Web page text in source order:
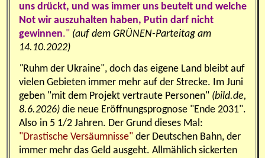
uns drückt, und was immer uns beutelt und welche
Not wir auszuhalten haben, Putin darf nicht
gewinnen." (auf dem GRÜNEN-Parteitag am
14.10.2022)
"Ruhm der Ukraine", doch das eigene Land bleibt auf
vielen Gebieten immer mehr auf der Strecke. Im Juni
geben "mit dem Projekt vertraute Personen" (bild.de,
8.6.2026)die neue Eröffnungsprognose "Ende 2031".
Also in 5 1/2 Jahren. Der Grund dieses Mal:
"Drastische Versäumnisse" der Deutschen Bahn, der
immer mehr das Geld ausgeht. Allmählich sickerten